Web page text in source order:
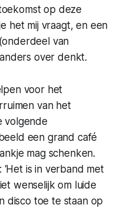
op deze
het mij vraagt, en een
van
over denkt.
voor het
van het
volgende
een grand café
mag schenken.
is in verband met
wenselijk om luide
disco toe te staan op